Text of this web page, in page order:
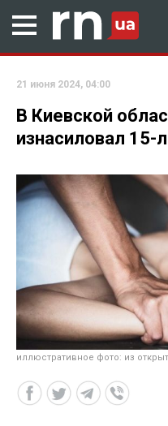
21 июня 2024, 04:00
В Киевской
изнасиловал
иллюстративное фото: из